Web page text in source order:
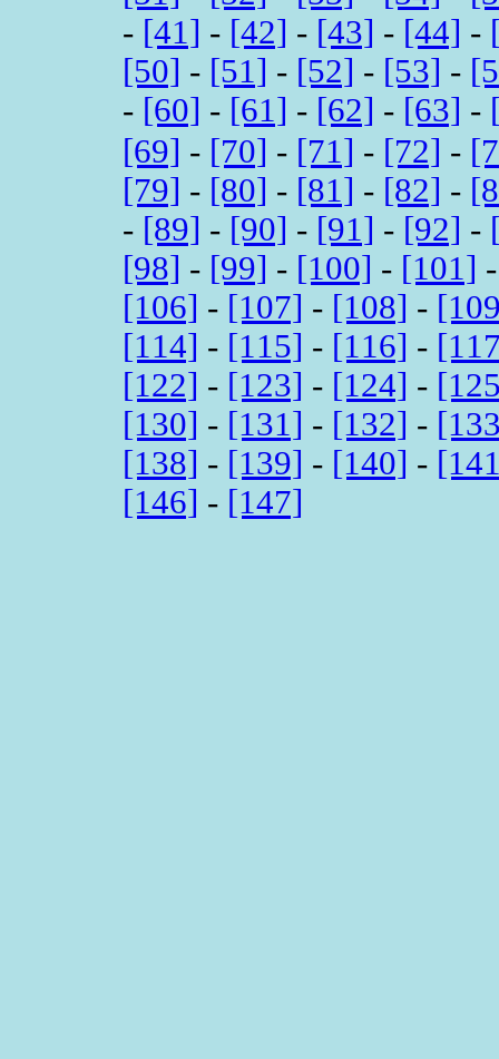
- [41] - [42] - [43] - [44] -
[50] - [51] - [52] - [53] -
- [60] - [61] - [62] - [63] -
[69] - [70] - [71] - [72] -
[79] - [80] - [81] - [82] -
- [89] - [90] - [91] - [92] -
[98] - [99] - [100] - [101]
[106] - [107] - [108] -
[114] - [115] - [116] -
[122] - [123] - [124] -
[130] - [131] - [132] -
[138] - [139] - [140] -
[146] - [147]